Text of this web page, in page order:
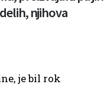
njihova
je bil rok